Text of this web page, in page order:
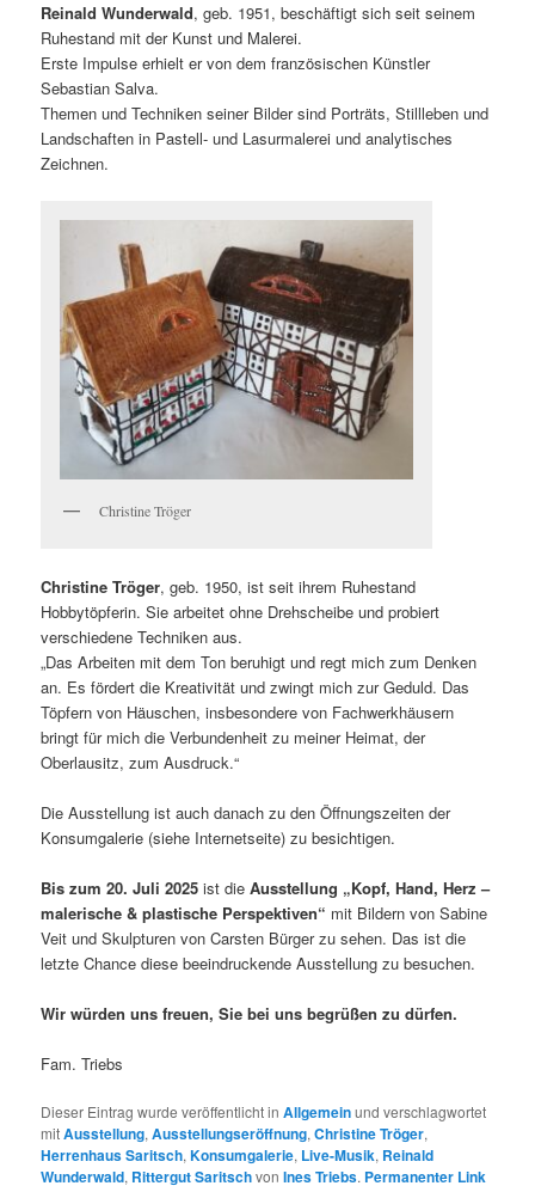
Reinald Wunderwald, geb. 1951, beschäftigt sich seit seinem
Ruhestand mit der Kunst und Malerei.
Erste Impulse erhielt er von dem französischen Künstler
Sebastian Salva.
Themen und Techniken seiner Bilder sind Porträts, Stillleben und
Landschaften in Pastell- und Lasurmalerei und analytisches
Zeichnen.
Christine Tröger
Christine Tröger, geb. 1950, ist seit ihrem Ruhestand
Hobbytöpferin. Sie arbeitet ohne Drehscheibe und probiert
verschiedene Techniken aus.
„Das Arbeiten mit dem Ton beruhigt und regt mich zum Denken
an. Es fördert die Kreativität und zwingt mich zur Geduld. Das
Töpfern von Häuschen, insbesondere von Fachwerkhäusern
bringt für mich die Verbundenheit zu meiner Heimat, der
Oberlausitz, zum Ausdruck.“
Die Ausstellung ist auch danach zu den Öffnungszeiten der
Konsumgalerie (siehe Internetseite) zu besichtigen.
Bis zum 20. Juli 2025 ist dieAusstellung „Kopf, Hand, Herz –
malerische & plastische Perspektiven“ mit Bildern von Sabine
Veit und Skulpturen von Carsten Bürger zu sehen. Das ist die
letzte Chance diese beeindruckende Ausstellung zu besuchen.
Wir würden uns freuen, Sie bei uns begrüßen zu dürfen.
Fam. Triebs
Dieser Eintrag wurde veröffentlicht inAllgemeinund verschlagwortet
mitAusstellung,Ausstellungseröffnung,Christine Tröger,
Herrenhaus Saritsch,Konsumgalerie, Live-Musik, Reinald
Wunderwald, Rittergut SaritschvonInes Triebs. Permanenter Link